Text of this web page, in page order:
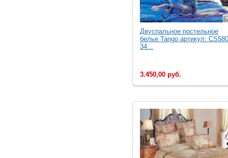
Двуcпальное постельное
белье Tango артикул:
34...
3.450,00 руб.